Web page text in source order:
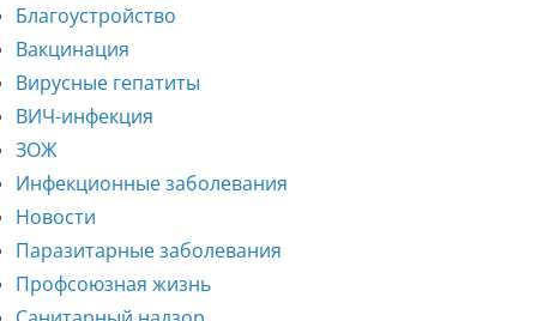
Благоустройство
Вакцинация
Вирусные гепатиты
ВИЧ-инфекция
ЗОЖ
Инфекционные заболевания
Новости
Паразитарные заболевания
Профсоюзная жизнь